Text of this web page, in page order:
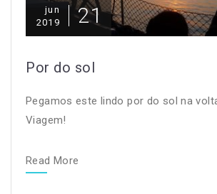
jun
2019
21
Por do sol
Pegamos este lindo por do sol na
Viagem!
Read More